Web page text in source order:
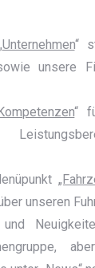
Unternehmen“
unsere
“
unseren
und